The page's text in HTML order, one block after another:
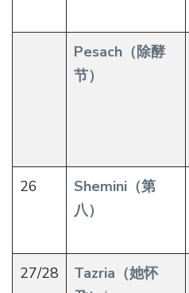
Pesach（除酵
节）
26
Shemini（第
八）
27/28
Tazria（她怀